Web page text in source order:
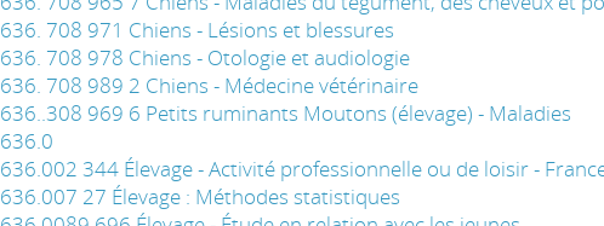
636. 708 971 Chiens - Lésions et blessures
636. 708 978 Chiens - Otologie et audiologie
636. 708 989 2 Chiens - Médecine vétérinaire
636..308 969 6 Petits ruminants Moutons (élevage) - Maladies
636.0
636.002 344 Élevage - Activité professionnelle ou de loisir -
636.007 27 Élevage : Méthodes statistiques